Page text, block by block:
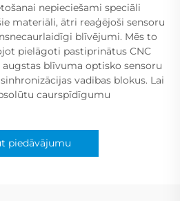
nepieciešami speciāli
materiāli, ātri reaģējoši sensoru
blīvējumi. Mēs to
pielāgoti pastiprinātus CNC
augstas blīvuma optisko sensoru
vadības blokus. Lai
caurspīdīgumu
piedāvājumu